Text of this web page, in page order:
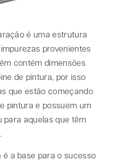
é uma estrutura
provenientes
contém dimensões
de pintura, por isso
que estão começando
pintura e possuem um
para aquelas que têm
a base para o sucesso